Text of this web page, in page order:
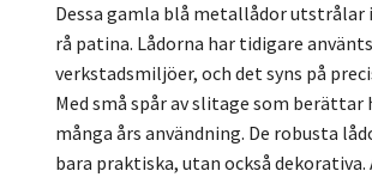
Dessa gamla blå metallådor utstrålar
rå patina. Lådorna har tidigare
verkstadsmiljöer, och det syns på
Med små spår av slitage som
många års användning. De robusta
bara praktiska, utan också dekorativa.